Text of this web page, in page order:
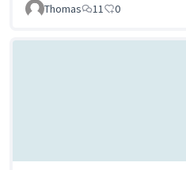
Thomas 11 0